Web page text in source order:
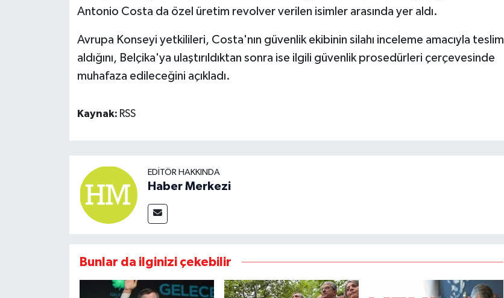
Antonio Costa da özel üretim revolver verilen isimler arasında yer aldı.
Avrupa Konseyi yetkilileri, Costa'nın güvenlik ekibinin silahı inceleme amacıyla teslim
aldığını, Belçika'ya ulaştırıldıktan sonra ise ilgili güvenlik prosedürleri çerçevesinde
muhafaza edileceğini açıkladı.
Kaynak: RSS
EDITÖR HAKKINDA
Haber Merkezi
Bunlar da ilginizi çekebilir